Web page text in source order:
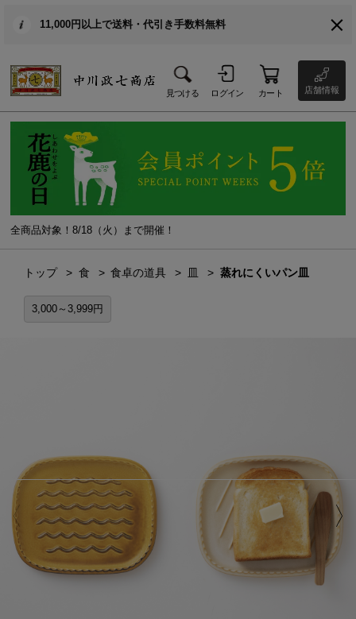
11,000円以上で送料・代引き手数料無料
見つける ログイン カート 店舗情報
全商品対象！8/18（火）まで開催！
トップ 食 食卓の道具 皿 蒸れにくいパン皿
3,000～3,999円